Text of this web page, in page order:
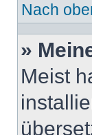
Nach
»
Meist